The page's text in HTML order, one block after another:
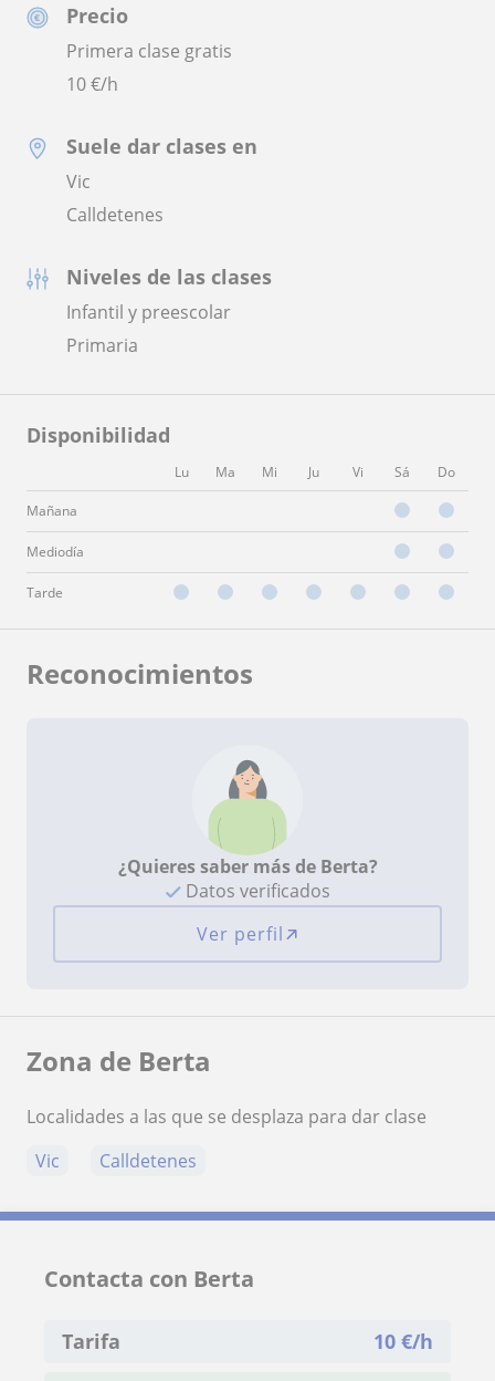
Precio
Primera clase gratis
10€/h
Suele dar clases en
Vic
Calldetenes
Niveles de las clases
Infantil y preescolar
Primaria
Disponibilidad
Lu Ma Mi Ju Vi Sá Do
Mañana
Mediodía
Tarde
Reconocimientos
¿Quieres saber más de Berta?
Datos verificados
Ver perfil
Zona de Berta
Localidades a las que se desplaza para dar clase
Vic
Calldetenes
Contacta con Berta
Tarifa 10 €/h